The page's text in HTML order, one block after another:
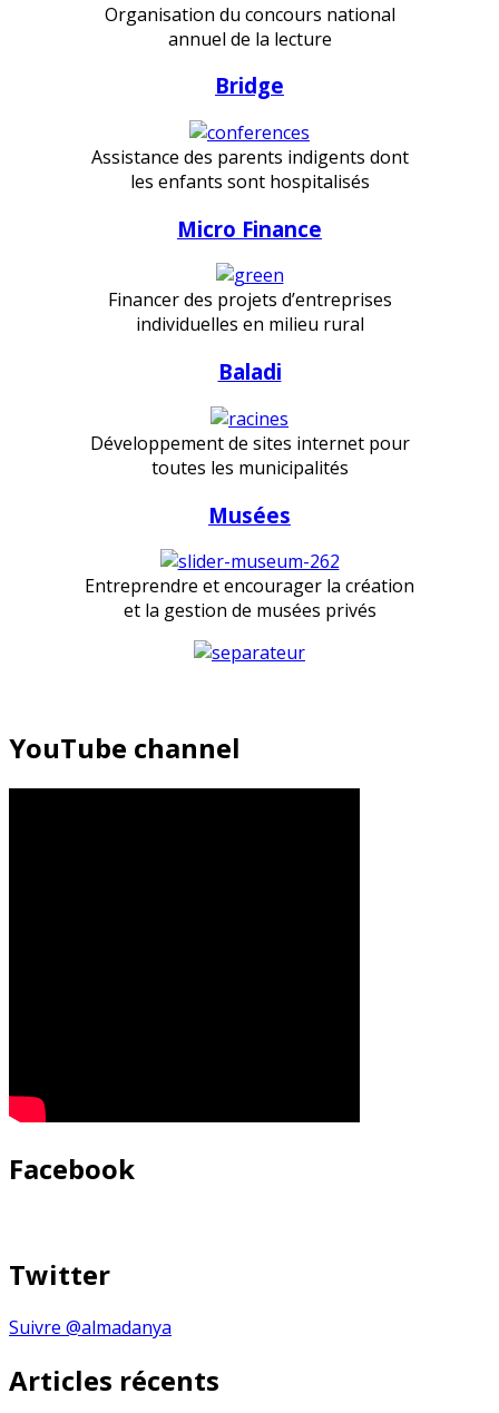
Organisation du concours national
annuel de la lecture
Bridge
Assistance des parents indigents dont
les enfants sont hospitalisés
Micro Finance
Financer des projets d’entreprises
individuelles en milieu rural
Baladi
Développement de sites internet pour
toutes les municipalités
Musées
Entreprendre et encourager la création
et la gestion de musées privés
YouTube channel
Facebook
Twitter
Suivre @almadanya
Articles récents